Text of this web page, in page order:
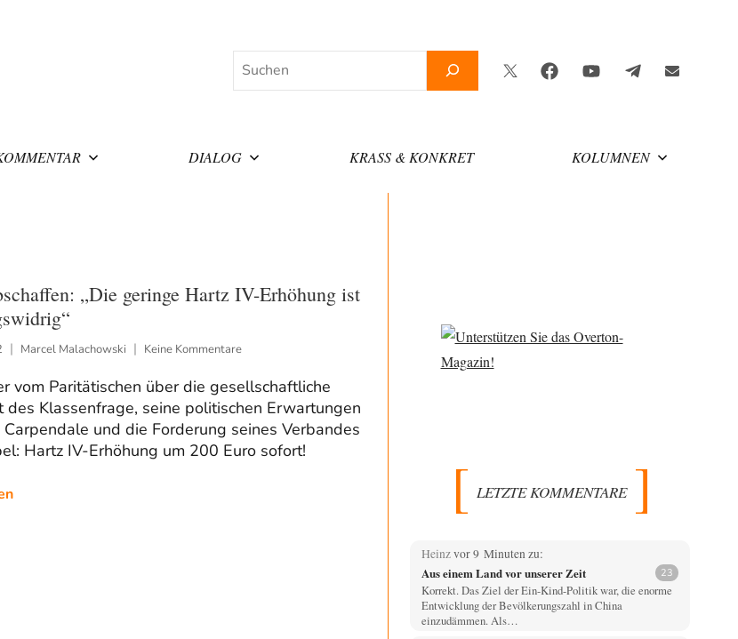
Suchen
TwitterFacebookYouTubeTelegramNewsletter
DIALOG KRASS & KONKRET KOLUMNEN
„Die geringe Hartz IV-Erhöhung ist
Marcel Malachowski Keine Kommentare
vom Paritätischen über die gesellschaftliche
des Klassenfrage, seine politischen Erwartungen
und die Forderung seines Verbandes
Hartz IV-Erhöhung um 200 Euro sofort!
LETZTE KOMMENTARE
Heinzvor 9 Minuten zu:
Aus einem Land vor unserer Zeit 23
Korrekt. Das Ziel der Ein-Kind-Politik war, die enorme
Entwicklung der Bevölkerungszahl in China
einzudämmen. Als…